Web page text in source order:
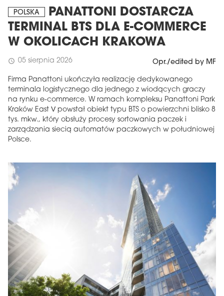
POLSKA
PANATTONI DOSTARCZA
TERMINAL BTS DLA E-COMMERCE
W OKOLICACH KRAKOWA
schedule 05 sierpnia 2026 Opr./edited by MF
Firma Panattoni ukończyła realizację dedykowanego
terminala logistycznego dla jednego z wiodących graczy
na rynku e-commerce. W ramach kompleksu Panattoni Park
Kraków East V powstał obiekt typu BTS o powierzchni blisko 8
tys. mkw., który obsłuży procesy sortowania paczek i
zarządzania siecią automatów paczkowych w południowej
Polsce.